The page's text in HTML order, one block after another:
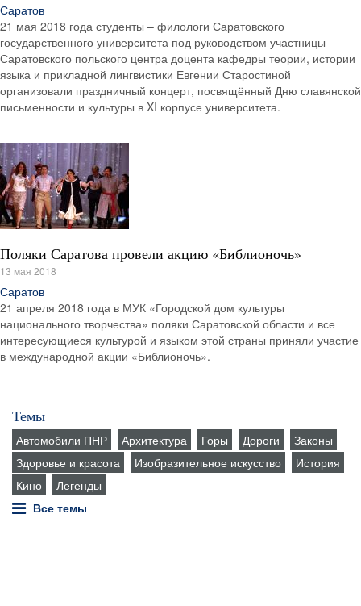
Саратов
21 мая 2018 года студенты – филологи Саратовского
государственного университета под руководством участницы
Саратовского польского центра доцента кафедры теории, истории
языка и прикладной лингвистики Евгении Старостиной
организовали праздничный концерт, посвящённый Дню славянской
письменности и культуры в XI корпусе университета.
Поляки Саратова провели акцию «Библионочь»
13 мая 2018
Саратов
21 апреля 2018 года в МУК «Городской дом культуры
национального творчества» поляки Саратовской области и все
интересующиеся культурой и языком этой страны приняли участие
в международной акции «Библионочь».
Темы
Автомобили ПНР Архитектура Горы Дороги
Законы
Здоровье и красота
Изобразительное искусство
История
Кино
Легенды
Все темы